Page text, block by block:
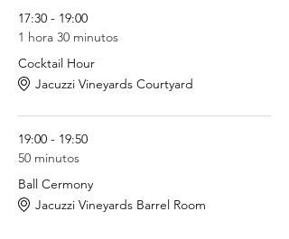
17:30 - 19:00
1 hora 30 minutos
Cocktail Hour
Jacuzzi Vineyards Courtyard
19:00 - 19:50
50 minutos
Ball Cermony
Jacuzzi Vineyards Barrel Room